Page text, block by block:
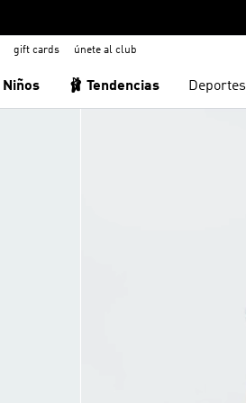
gift cards únete al club
Niños 🩰 Tendencias Deportes